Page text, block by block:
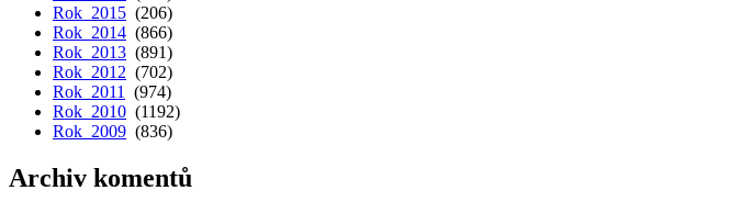
Rok 2015 (206)
Rok 2014 (866)
Rok 2013 (891)
Rok 2012 (702)
Rok 2011
(974)
Rok 2010 (1192)
Rok 2009 (836)
Archiv komentů